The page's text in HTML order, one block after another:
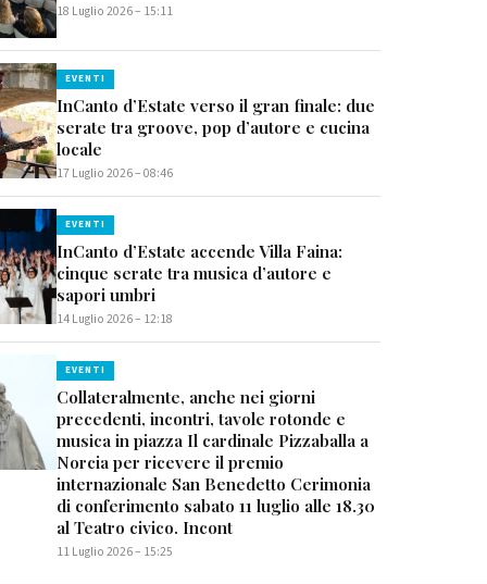
18 Luglio 2026 – 15:11
EVENTI
InCanto d’Estate verso il gran finale: due
serate tra groove, pop d’autore e cucina
locale
17 Luglio 2026 – 08:46
EVENTI
InCanto d’Estate accende Villa Faina:
cinque serate tra musica d’autore e
sapori umbri
14 Luglio 2026 – 12:18
EVENTI
Collateralmente, anche nei giorni
precedenti, incontri, tavole rotonde e
musica in piazza Il cardinale Pizzaballa a
Norcia per ricevere il premio
internazionale San Benedetto Cerimonia
di conferimento sabato 11 luglio alle 18.30
al Teatro civico. Incont
11 Luglio 2026 – 15:25